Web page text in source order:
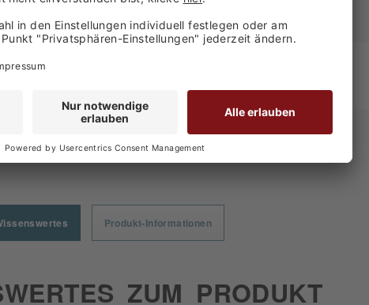
Produkt-Informationen
ZUM PRODUKT